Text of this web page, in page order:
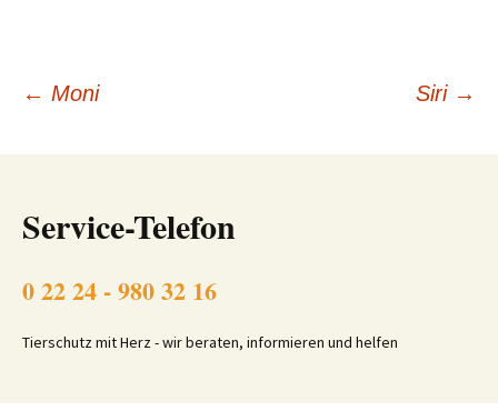
Beitragsnavigation
← Moni Siri →
Service-Telefon
0 22 24 - 980 32 16
Tierschutz mit Herz - wir beraten, informieren und helfen